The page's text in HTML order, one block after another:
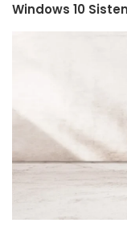
Windows 10